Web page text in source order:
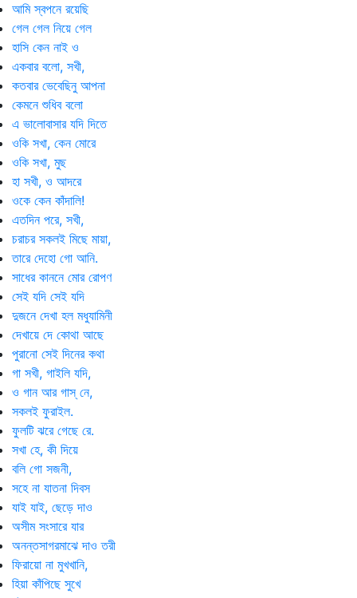
আমি স্বপনে রয়েছি
গেল গেল নিয়ে গেল
হাসি কেন নাই ও
একবার বলো, সখী,
কতবার ভেবেছিনু আপনা
কেমনে শুধিব বলো
এ ভালোবাসার যদি দিতে
ওকি সখা, কেন মোরে
ওকি সখা, মুছ
হা সখী, ও আদরে
ওকে কেন কাঁদালি!
এতদিন পরে, সখী,
চরাচর সকলই মিছে মায়া,
তারে দেহো গো আনি.
সাধের কাননে মোর রোপণ
সেই যদি সেই যদি
দুজনে দেখা হল মধুযামিনী
দেখায়ে দে কোথা আছে
পুরানো সেই দিনের কথা
গা সখী, গাইলি যদি,
ও গান আর গাস্ নে,
সকলই ফুরাইল.
ফুলটি ঝরে গেছে রে.
সখা হে, কী দিয়ে
বলি গো সজনী,
সহে না যাতনা দিবস
যাই যাই, ছেড়ে দাও
অসীম সংসারে যার
অনন্তসাগরমাঝে দাও তরী
ফিরায়ো না মুখখানি,
হিয়া কাঁপিছে সুখে